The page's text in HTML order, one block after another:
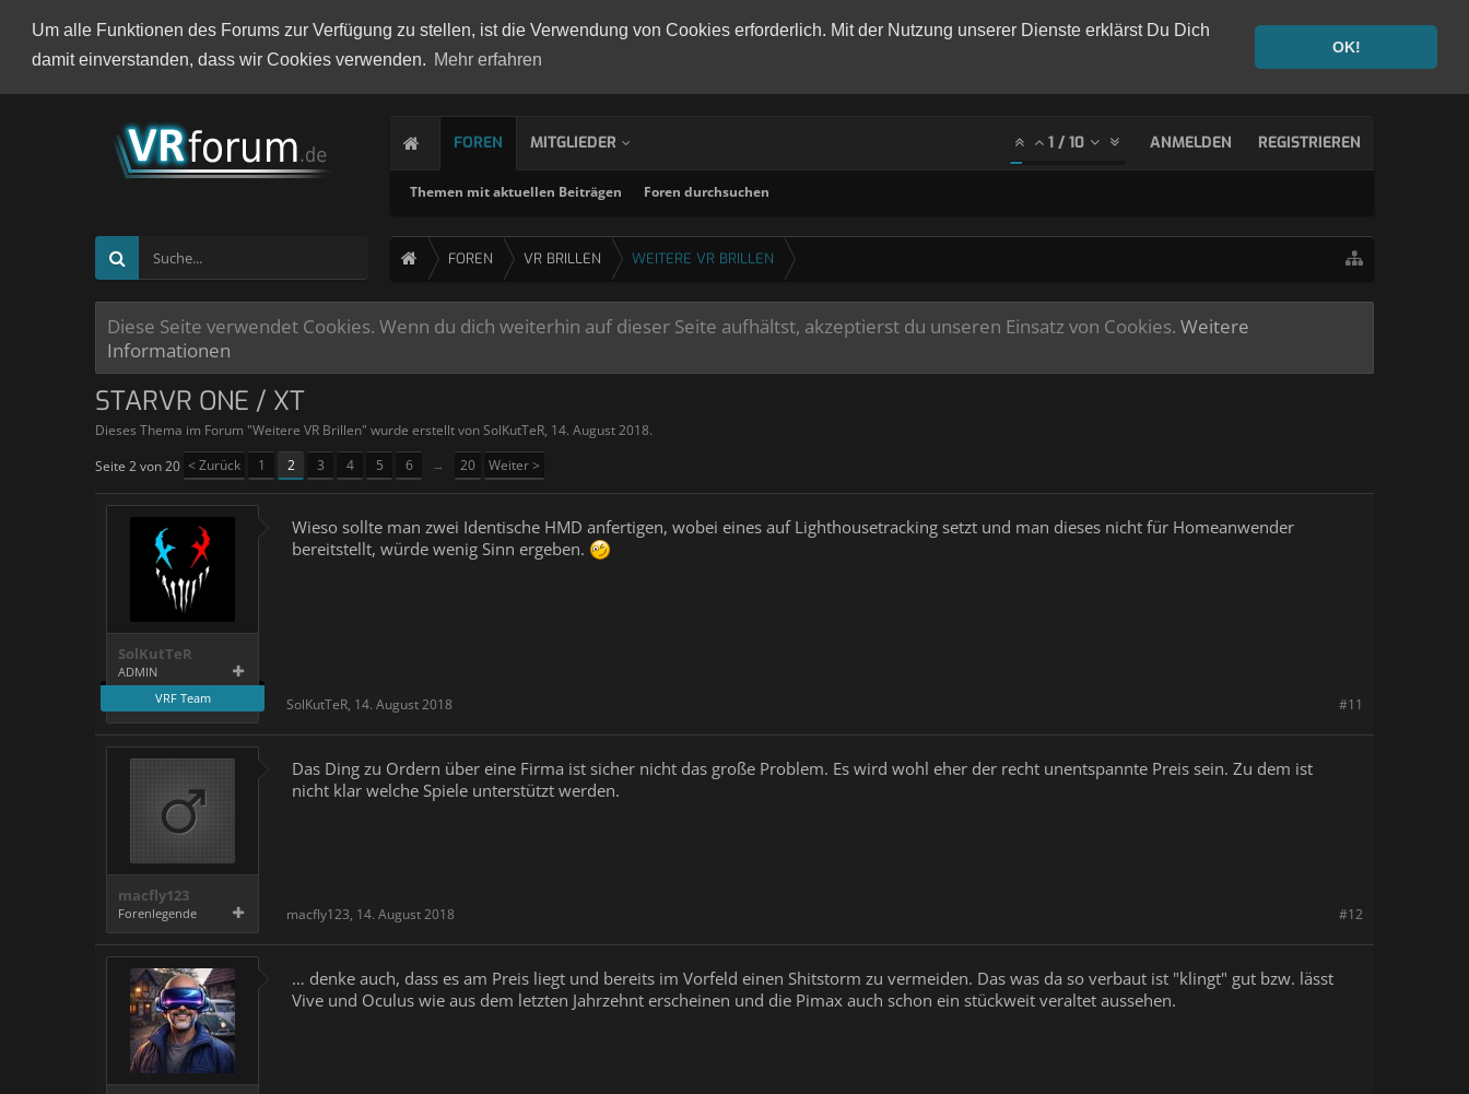
Um alle Funktionen des Forums zur Verfügung zu stellen, ist die Verwendung von Cookies erforderlich. Mit der Nutzung unserer Dienste erklärst Du Dich
damit einverstanden, dass wir Cookies verwenden. Mehr erfahren
OK!
FOREN
Themen mit aktuellen Beiträgen Foren durchsuchen
MITGLIEDER 1 / 10 ANMELDEN REGISTRIEREN
FOREN VR BRILLEN WEITERE VR BRILLEN
Diese Seite verwendet Cookies. Wenn du dich weiterhin auf dieser Seite aufhältst, akzeptierst du unseren Einsatz von Cookies. Weitere
Informationen
STARVR ONE / XT
Dieses Thema im Forum "Weitere VR Brillen" wurde erstellt vonSolKutTeR, 14. August 2018.
Seite 2 von 20 < Zurück 1 2 3 4 5 6 → 20 Weiter >
SolKutTeR
ADMIN
VRF Team
Wieso sollte man zwei Identische HMD anfertigen, wobei eines auf Lighthousetracking setzt und man dieses nicht für Homeanwender
bereitstellt, würde wenig Sinn ergeben.
#11
SolKutTeR, 14. August 2018
macfly123
Forenlegende
Das Ding zu Ordern über eine Firma ist sicher nicht das große Problem. Es wird wohl eher der recht unentspannte Preis sein. Zu dem ist
nicht klar welche Spiele unterstützt werden.
#12
macfly123, 14. August 2018
… denke auch, dass es am Preis liegt und bereits im Vorfeld einen Shitstorm zu vermeiden. Das was da so verbaut ist "klingt" gut bzw. lässt
Vive und Oculus wie aus dem letzten Jahrzehnt erscheinen und die Pimax auch schon ein stückweit veraltet aussehen.